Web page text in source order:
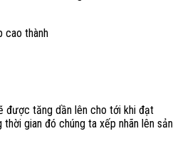
cao thành
được tăng dần lên cho tới khi đạt
gian đó chúng ta xếp nhãn lên sản